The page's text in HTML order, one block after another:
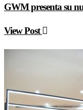
GWM presenta su
View Post